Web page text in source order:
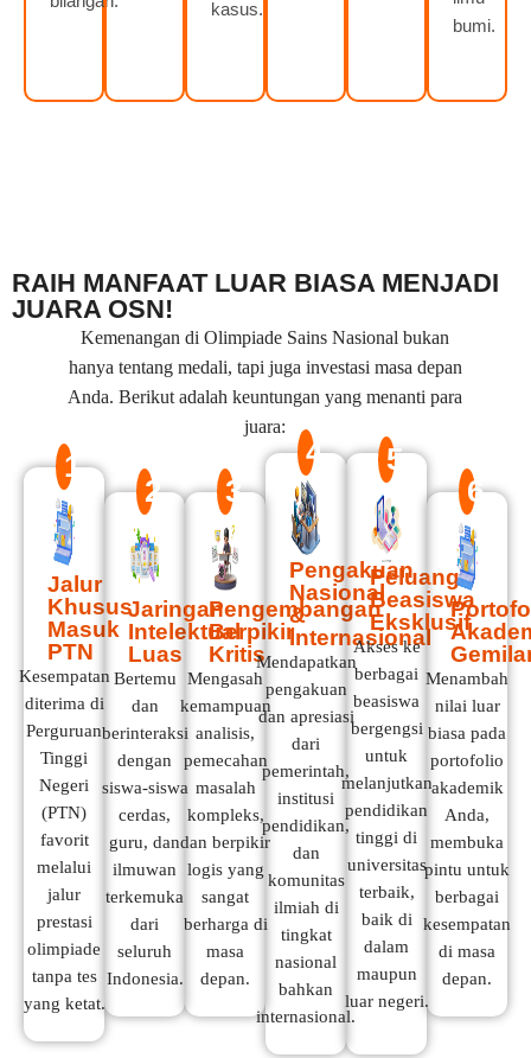
kasus.
bumi.
RAIH MANFAAT LUAR BIASA MENJADI
JUARA OSN!
Kemenangan di Olimpiade Sains Nasional bukan
hanya tentang medali, tapi juga investasi masa depan
Anda. Berikut adalah keuntungan yang menanti para
juara:
1
Jalur
Khusus
Masuk
PTN
Kesempatan
diterima di
Perguruan
Tinggi
Negeri
(PTN)
favorit
melalui
jalur
prestasi
olimpiade
tanpa tes
yang ketat.
2
Jaringan
Intelektual
Luas
Bertemu
dan
berinteraksi
dengan
siswa-siswa
cerdas,
guru, dan
ilmuwan
terkemuka
dari
seluruh
Indonesia.
3
Pengembangan
Berpikir
Kritis
Mengasah
kemampuan
analisis,
pemecahan
masalah
kompleks,
dan berpikir
logis yang
sangat
berharga di
masa
depan.
4
Pengakuan
Nasional
&
Internasional
Mendapatkan
pengakuan
dan apresiasi
dari
pemerintah,
institusi
pendidikan,
dan
komunitas
ilmiah di
tingkat
nasional
bahkan
internasional.
5
Peluang
Beasiswa
Eksklusif
Akses ke
berbagai
beasiswa
bergengsi
untuk
melanjutkan
pendidikan
tinggi di
universitas
terbaik,
baik di
dalam
maupun
luar negeri.
6
Menambah
nilai luar
biasa pada
portofolio
akademik
Anda,
membuka
pintu untuk
berbagai
kesempatan
di masa
depan.